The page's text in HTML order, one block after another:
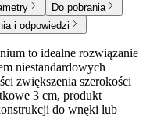
Do pobrania
i odpowiedzi
to idealne rozwiązanie
niestandardowych
zwiększenia szerokości
3 cm, produkt
do wnęki lub